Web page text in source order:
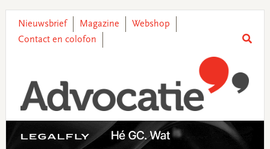
primary
main
primary
footer
Nieuwsbrief Magazine
Webshop
Contact en colofon